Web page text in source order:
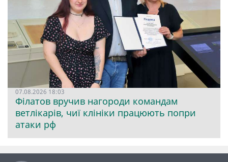
07.08.2026 18:03
Філатов вручив нагороди командам
ветлікарів, чиї клініки працюють попри
атаки рф